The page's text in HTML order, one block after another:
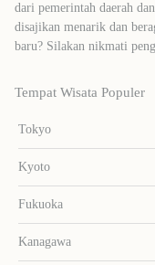
dari pemerintah daerah
disajikan menarik dan
baru? Silakan nikmati
Tempat Wisata Populer
Tokyo
Kyoto
Fukuoka
Kanagawa